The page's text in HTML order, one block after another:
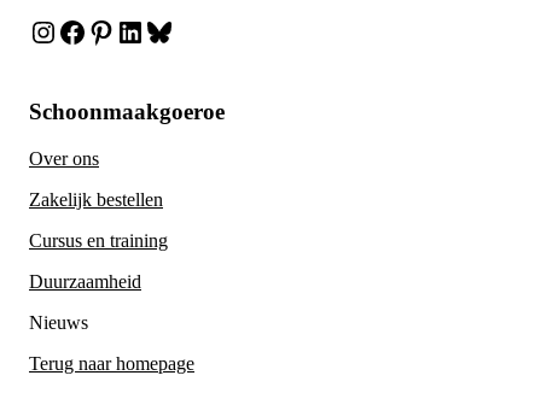
Instagram
Facebook
Pinterest
LinkedIn
Bluesky
Schoonmaakgoeroe
Over ons
Zakelijk bestellen
Cursus en training
Duurzaamheid
Nieuws
Terug naar homepage